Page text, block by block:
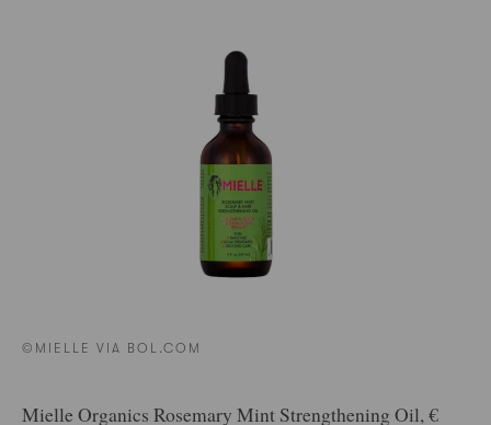
©MIELLE VIA BOL.COM
Mielle Organics Rosemary Mint Strengthening Oil, €